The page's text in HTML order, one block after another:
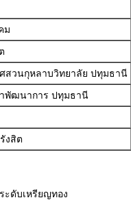
ม
สวนกุหลาบวิทยาลัย ปทุมธานี
าพัฒนาการ ปทุมธานี
งสิต
ะดับเหรียญทอง